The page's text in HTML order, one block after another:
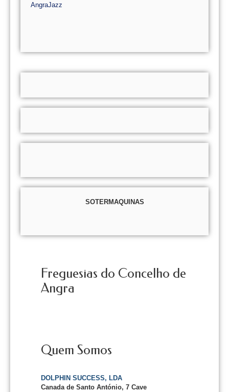
AngraJazz
SOTERMAQUINAS
Freguesias do Concelho de
Angra
Quem Somos
DOLPHIN SUCCESS, LDA
Canada de Santo António, 7 Cave